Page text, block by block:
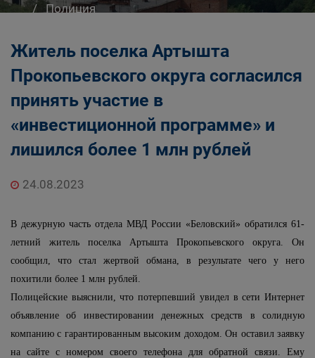
Полиция
Житель поселка Артышта
Прокопьевского округа согласился
принять участие в
«инвестиционной программе» и
лишился более 1 млн рублей
24.08.2023
В дежурную часть отдела МВД России «Беловский» обратился 61-
летний житель поселка Артышта Прокопьевского округа. Он
сообщил, что стал жертвой обмана, в результате чего у него
похитили более 1 млн рублей.
Полицейские выяснили, что потерпевший увидел в сети Интернет
объявление об инвестировании денежных средств в солидную
компанию с гарантированным высоким доходом. Он оставил заявку
на сайте с номером своего телефона для обратной связи. Ему